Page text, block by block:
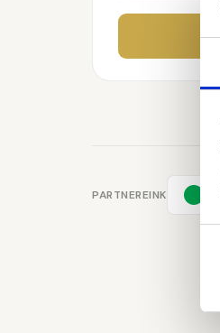
PARTNEREINK